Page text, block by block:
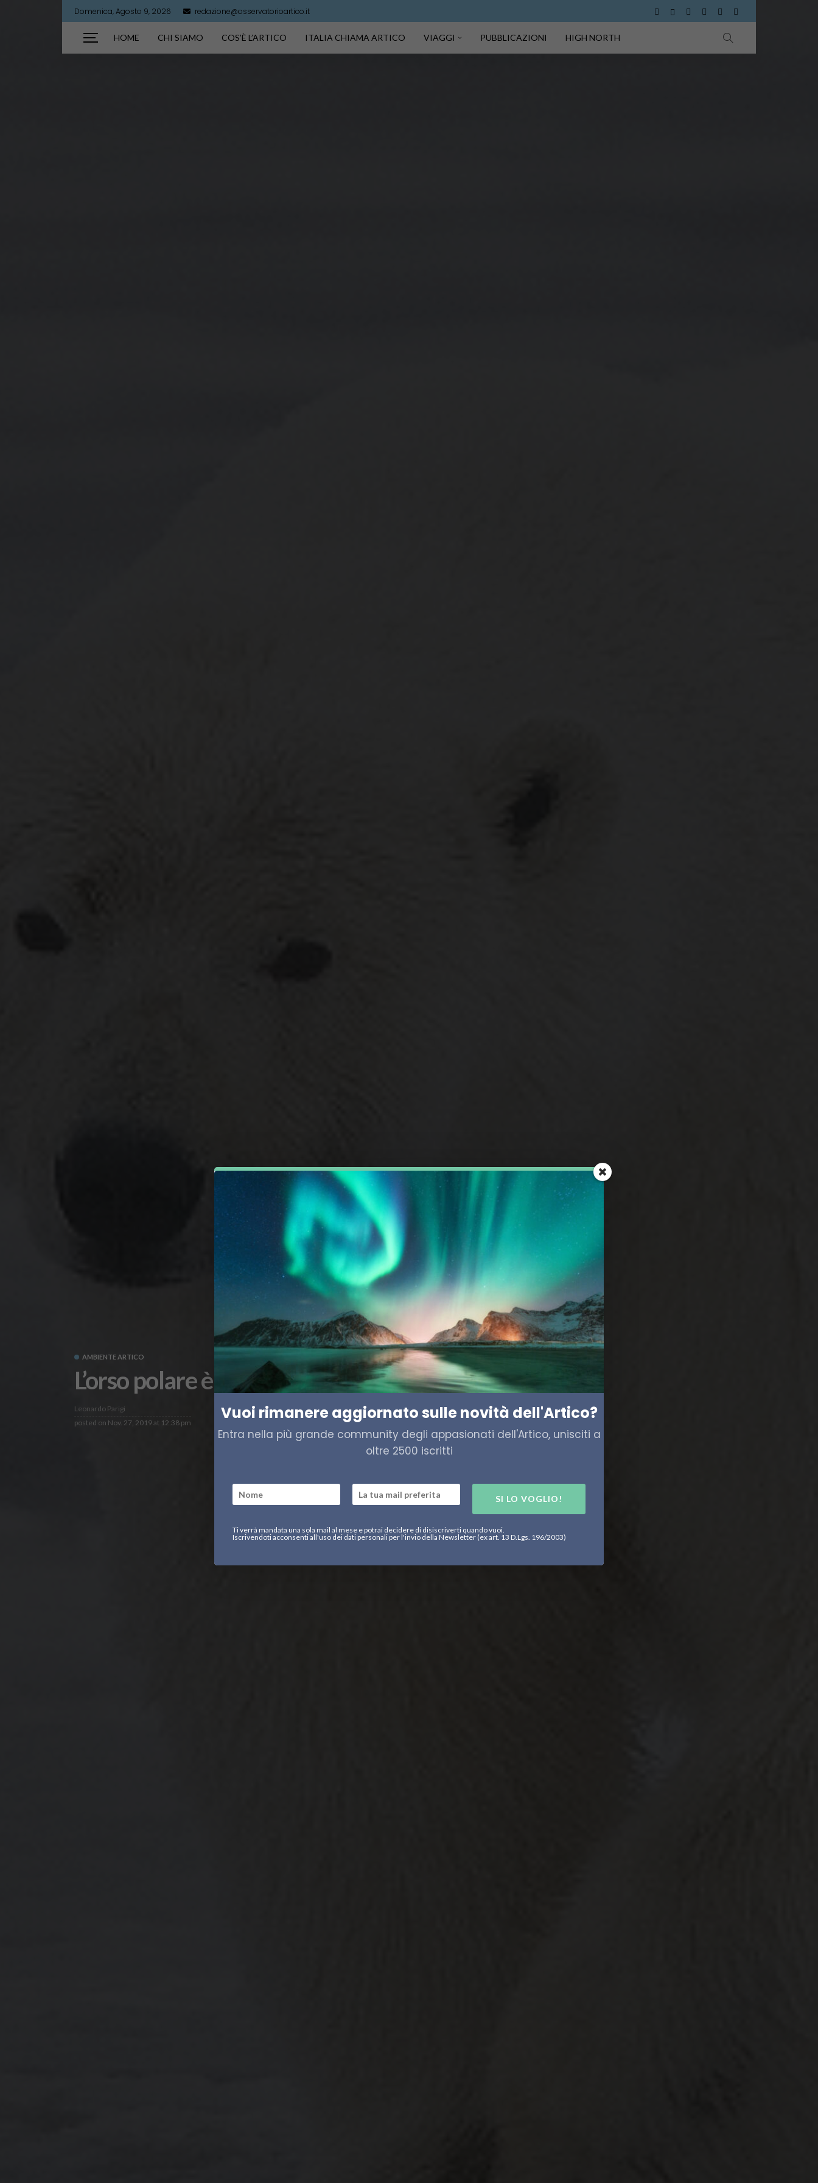
Domenica, Agosto 9, 2026 redazione@osservatorioartico.it
HOME CHI SIAMO COS’È L’ARTICO ITALIA CHIAMA ARTICO VIAGGI PUBBLICAZIONI HIGH NORTH
AMBIENTE ARTICO
L’orso polare è in via di estinzione? Ecco il perchè
Leonardo Parigi
posted on Nov. 27, 2019 at 12:38 pm Vuoi rimanere aggiornato sulle novità dell'Artico?
Entra nella più grande community degli appasionati dell'Artico, unisciti a
oltre 2500 iscritti
SI LO VOGLIO!
Ti verrà mandata una sola mail al mese e potrai decidere di disiscriverti quando vuoi.
Iscrivendoti acconsenti all'uso dei dati personali per l'invio della Newsletter (ex art. 13 D.Lgs. 196/2003)